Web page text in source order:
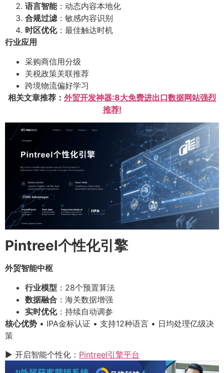
语言智能：动态内容本地化
合规过滤：敏感内容识别
时区优化：最佳触达时机
行业应用
采购商信用分级
关税政策关联推荐
跨境物流偏好学习
相关文章推荐： 外贸开发神器:8大免费进出口数据网站强烈
推荐!
Pintreel个性化引擎
外贸智能中枢
行业模型 ：28个预置算法
数据融合 ：海关数据增强
实时优化：持续自动调参
核心优势 • IPA金标认证 • 支持12种语言 • 日均处理亿级决
策
▶ 开启智能个性化： Pintreel引擎平台